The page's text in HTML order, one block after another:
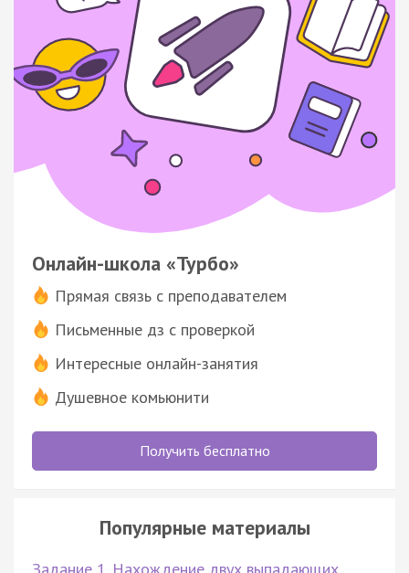
Онлайн-школа «Турбо»
Прямая связь с преподавателем
Письменные дз с проверкой
Интересные онлайн-занятия
Душевное комьюнити
Получить бесплатно
Популярные материалы
Задание 1. Нахождение двух выпадающих